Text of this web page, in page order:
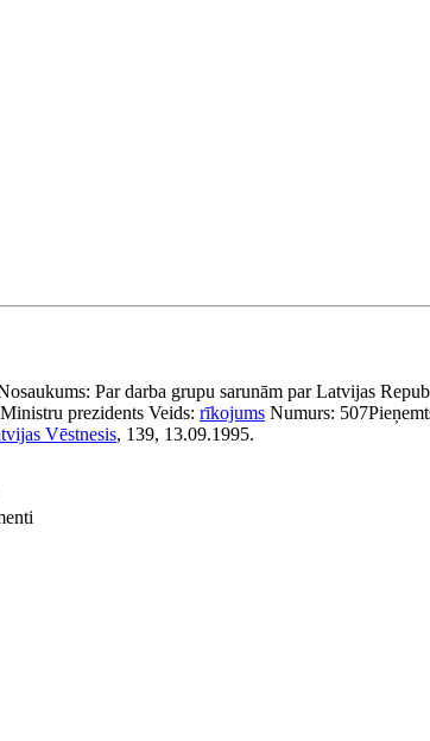
Par darba grupu sarunām par Latvijas
Ministru prezidents Veids: rīkojums Numurs: 507
Vēstnesis, 139, 13.09.1995.